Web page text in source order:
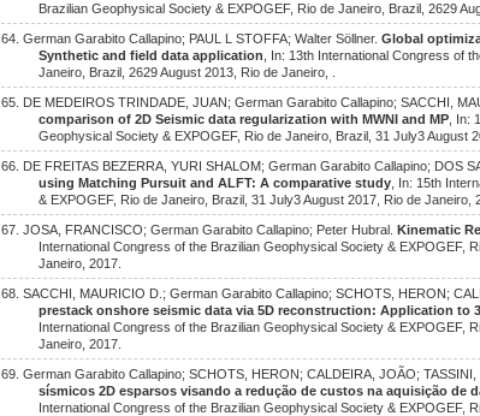
Brazilian Geophysical Society & EXPOGEF, Rio de Janeiro, Brazil, 2629
64. German Garabito Callapino; PAUL L STOFFA; Walter Söllner. Global
Synthetic and field data application
, In: 13th International Congress of
Janeiro, Brazil, 2629 August 2013, Rio de Janeiro, .
65. DE MEDEIROS TRINDADE, JUAN; German Garabito Callapino; SACCHI,
comparison of 2D Seismic data regularization with MWNI and MP , In:
Geophysical Society & EXPOGEF, Rio de Janeiro, Brazil, 31 July3 August
66. DE FREITAS BEZERRA, YURI SHALOM; German Garabito Callapino; DOS
using Matching Pursuit and ALFT: A comparative study , In: 15th
& EXPOGEF, Rio de Janeiro, Brazil, 31 July3 August 2017, Rio de Janeiro,
67. JOSA, FRANCISCO; German Garabito Callapino; Peter Hubral. Kinematic
International Congress of the Brazilian Geophysical Society & EXPOGEF,
Janeiro, 2017.
68. SACCHI, MAURICIO D.; German Garabito Callapino; SCHOTS, HERON;
prestack onshore seismic data via 5D reconstruction: Application to
International Congress of the Brazilian Geophysical Society & EXPOGEF,
Janeiro, 2017.
69. German Garabito Callapino; SCHOTS, HERON; CALDEIRA, JOÃO; TASSINI,
sísmicos 2D esparsos visando a redução de custos na aquisição de
International Congress of the Brazilian Geophysical Society & EXPOGEF,